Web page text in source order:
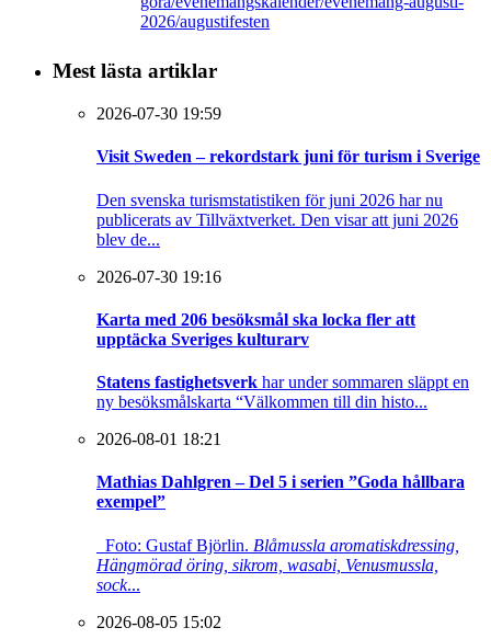
2026/augustifesten
Mest lästa artiklar
2026-07-30 19:59
Visit Sweden – rekordstark juni för turism i Sverige
Den svenska turismstatistiken för juni 2026 har nu
publicerats av Tillväxtverket. Den visar att juni 2026
blev de...
2026-07-30 19:16
Karta med 206 besöksmål ska locka fler att
upptäcka Sveriges kulturarv
Statens fastighetsverk har under sommaren släppt en
ny besöksmålskarta “Välkommen till din histo...
2026-08-01 18:21
Mathias Dahlgren – Del 5 i serien ”Goda hållbara
exempel”
Foto: Gustaf Björlin. Blåmussla aromatiskdressing,
Hängmörad öring, sikrom, wasabi, Venusmussla,
sock...
2026-08-05 15:02